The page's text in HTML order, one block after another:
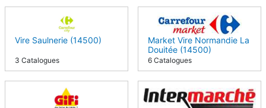
Vire Saulnerie (14500)
3 Catalogues
Market Vire Normandie La
Douitée (14500)
6 Catalogues